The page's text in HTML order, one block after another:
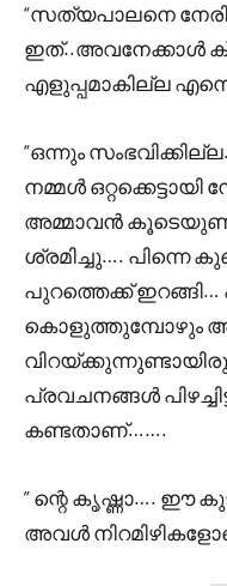
“സത്യപാലനെ
ഇത്..അവനേക്കാൾ
എളുപ്പമാകില്ല
“ഒന്നും
നമ്മൾ ഒറ്റക്കെട്ടായി
അമ്മാവൻ
ശ്രമിച്ചു…. പിന്നെ
പുറത്തെക്ക് ഇറങ്ങി…
കൊളുത്തുമ്പോഴും
പ്രവചനങ്ങൾ
കണ്ടതാണ്…….
” ന്റെ കൃഷ്ണാ…. ഈ
അവൾ